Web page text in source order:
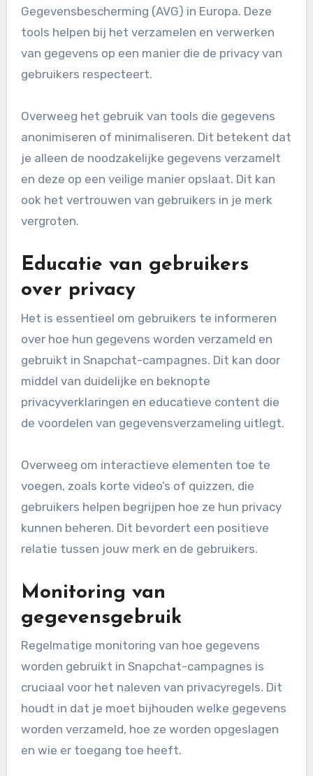
Gegevensbescherming (AVG) in Europa. Deze
tools helpen bij het verzamelen en verwerken
van gegevens op een manier die de privacy van
gebruikers respecteert.
Overweeg het gebruik van tools die gegevens
anonimiseren of minimaliseren. Dit betekent dat
je alleen de noodzakelijke gegevens verzamelt
en deze op een veilige manier opslaat. Dit kan
ook het vertrouwen van gebruikers in je merk
vergroten.
Educatie van gebruikers
over privacy
Het is essentieel om gebruikers te informeren
over hoe hun gegevens worden verzameld en
gebruikt in Snapchat-campagnes. Dit kan door
middel van duidelijke en beknopte
privacyverklaringen en educatieve content die
de voordelen van gegevensverzameling uitlegt.
Overweeg om interactieve elementen toe te
voegen, zoals korte video’s of quizzen, die
gebruikers helpen begrijpen hoe ze hun privacy
kunnen beheren. Dit bevordert een positieve
relatie tussen jouw merk en de gebruikers.
Monitoring van
gegevensgebruik
Regelmatige monitoring van hoe gegevens
worden gebruikt in Snapchat-campagnes is
cruciaal voor het naleven van privacyregels. Dit
houdt in dat je moet bijhouden welke gegevens
worden verzameld, hoe ze worden opgeslagen
en wie er toegang toe heeft.